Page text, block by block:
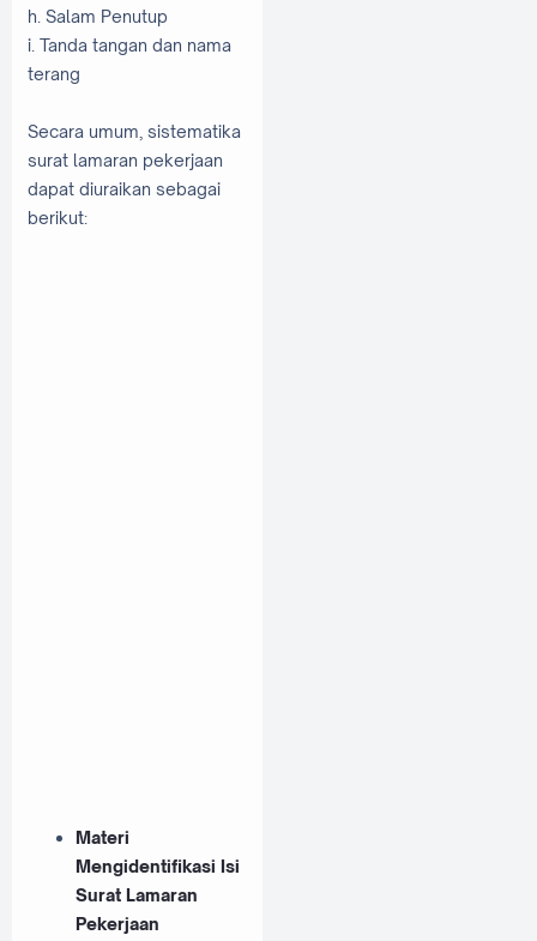
h. Salam Penutup
i. Tanda tangan dan nama
terang
Secara umum, sistematika
surat lamaran pekerjaan
dapat diuraikan sebagai
berikut:
Materi
Mengidentifikasi Isi
Surat Lamaran
Pekerjaan